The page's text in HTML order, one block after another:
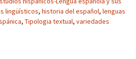
lingüísticos, historia del español, lenguas
, Tipologia textual, variedades